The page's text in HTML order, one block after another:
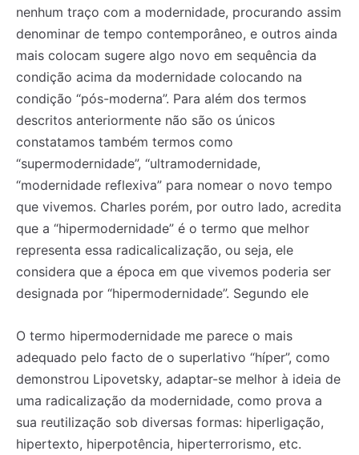
nenhum traço com a modernidade, procurando assim
denominar de tempo contemporâneo, e outros ainda
mais colocam sugere algo novo em sequência da
condição acima da modernidade colocando na
condição “pós-moderna”. Para além dos termos
descritos anteriormente não são os únicos
constatamos também termos como
“supermodernidade”, “ultramodernidade,
“modernidade reflexiva” para nomear o novo tempo
que vivemos. Charles porém, por outro lado, acredita
que a “hipermodernidade” é o termo que melhor
representa essa radicalicalização, ou seja, ele
considera que a época em que vivemos poderia ser
designada por “hipermodernidade”. Segundo ele
O termo hipermodernidade me parece o mais
adequado pelo facto de o superlativo “híper”, como
demonstrou Lipovetsky, adaptar-se melhor à ideia de
uma radicalização da modernidade, como prova a
sua reutilização sob diversas formas: hiperligação,
hipertexto, hiperpotência, hiperterrorismo, etc.